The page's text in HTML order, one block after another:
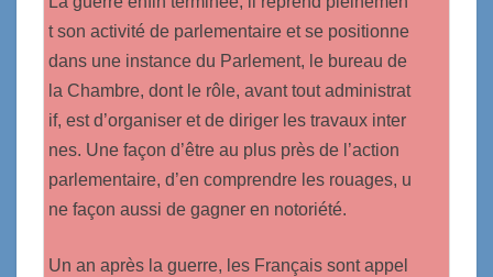
t son activité de parlementaire et se positionne
dans une instance du Parlement, le bureau de
la Chambre, dont le rôle, avant tout administrat
if, est d’organiser et de diriger les travaux inter
nes. Une façon d’être au plus près de l’action
parlementaire, d’en comprendre les rouages, u
ne façon aussi de gagner en notoriété.
Un an après la guerre, les Français sont appel